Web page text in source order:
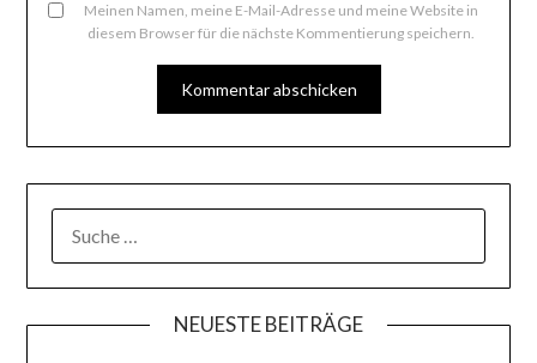
Meinen Namen, meine E-Mail-Adresse und meine Website in
diesem Browser für die nächste Kommentierung speichern.
NACH:
NEUESTE BEITRÄGE